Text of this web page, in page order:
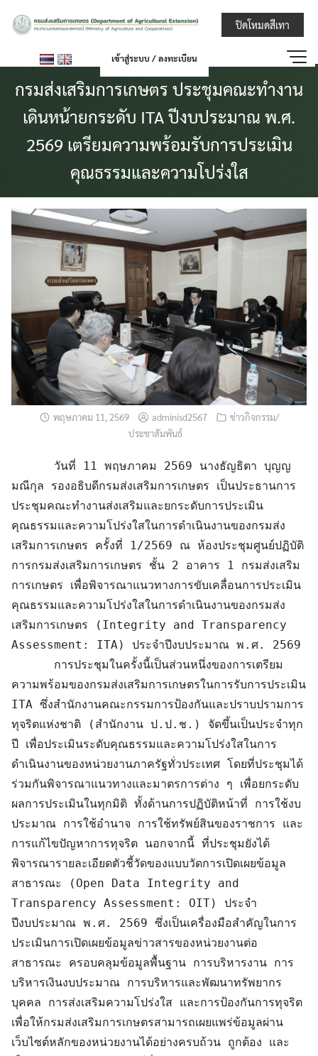
กรมส่งเสริมกา
เข้าสู่ระบบ / ลงทะเบียน
กรมส่งเสริมการเกษตร ประชุมคณะทำงาน
เดินหน้ายกระดับ ITA ปีงบประมาณ พ.ศ.
2569 เตรียมความพร้อมรับการประเมิน
คุณธรรมและความโปร่งใส
พฤษภาคม 11, 2569 adminisd2567
ข่าวกิจกรรม/
ประชาสัมพันธ์
มณีกุล รองอธิบดีกรมส่งเสริมการเกษตร เป็นประธานการ
ประชุมคณะทำงานส่งเสริมและยกระดับการประเมิน
คุณธรรมและความโปร่งใสในการดำเนินงานของกรมส่ง
เสริมการเกษตร ครั้งที่ 1/2569 ณ ห้องประชุมศูนย์ปฏิบัติ
การกรมส่งเสริมการเกษตร ชั้น 2 อาคาร 1 กรมส่งเสริม
การเกษตร เพื่อพิจารณาแนวทางการขับเคลื่อนการประเมิน
คุณธรรมและความโปร่งใสในการดำเนินงานของกรมส่ง
เสริมการเกษตร (Integrity and Transparency
Assessment: ITA) ประจำปีงบประมาณ พ.ศ. 2569
ความพร้อมของกรมส่งเสริมการเกษตรในการรับการประเมิน
ITA ซึ่งสำนักงานคณะกรรมการป้องกันและปราบปรามการ
ทุจริตแห่งชาติ (สำนักงาน ป.ป.ช.) จัดขึ้นเป็นประจำทุก
ปี เพื่อประเมินระดับคุณธรรมและความโปร่งใสในการ
ดำเนินงานของหน่วยงานภาครัฐทั่วประเทศ โดยที่ประชุมได้
ร่วมกันพิจารณาแนวทางและมาตรการต่าง ๆ เพื่อยกระดับ
ผลการประเมินในทุกมิติ ทั้งด้านการปฏิบัติหน้าที่ การใช้งบ
ประมาณ การใช้อำนาจ การใช้ทรัพย์สินของราชการ และ
การแก้ไขปัญหาการทุจริต นอกจากนี้ ที่ประชุมยังได้
พิจารณารายละเอียดตัวชี้วัดของแบบวัดการเปิดเผยข้อมูล
สาธารณะ (Open Data Integrity and
Transparency Assessment: OIT) ประจำ
ปีงบประมาณ พ.ศ. 2569 ซึ่งเป็นเครื่องมือสำคัญในการ
ประเมินการเปิดเผยข้อมูลข่าวสารของหน่วยงานต่อ
สาธารณะ ครอบคลุมข้อมูลพื้นฐาน การบริหารงาน การ
บริหารเงินงบประมาณ การบริหารและพัฒนาทรัพยากร
บุคคล การส่งเสริมความโปร่งใส และการป้องกันการทุจริต
เพื่อให้กรมส่งเสริมการเกษตรสามารถเผยแพร่ข้อมูลผ่าน
เว็บไซต์หลักของหน่วยงานได้อย่างครบถ้วน ถูกต้อง และ
ปิดโหมดสีเทา